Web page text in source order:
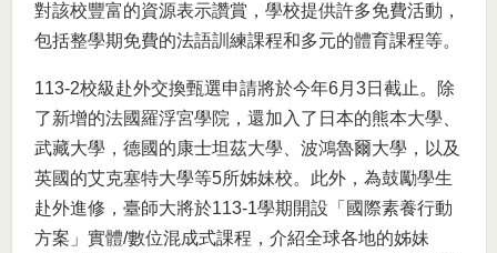
對該校豐富的資源表示讚賞，學校提供許多免費活動，
包括整學期免費的法語訓練課程和多元的體育課程等。
113-2校級赴外交換甄選申請將於今年6月3日截止。除
了新增的法國羅浮宮學院，還加入了日本的熊本大學、
武藏大學，德國的康士坦茲大學、波鴻魯爾大學，以及
英國的艾克塞特大學等5所姊妹校。此外，為鼓勵學生
赴外進修，臺師大將於113-1學期開設「國際素養行動
方案」實體/數位混成式課程，介紹全球各地的姊妹